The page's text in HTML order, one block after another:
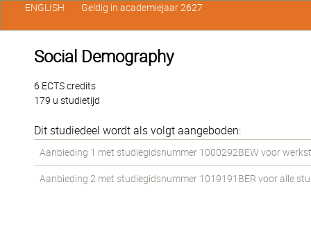
Social Demography
6 ECTS credits
179 u studietijd
Dit studiedeel wordt als volgt aangeboden:
Aanbieding 1 met studiegidsnummer 1000292BEW voor
Aanbieding 2 met studiegidsnummer 1019191BER voor alle
ENGLISH Geldig in academiejaar 2627